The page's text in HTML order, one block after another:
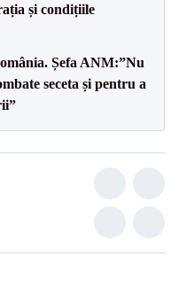
și condițiile
Șefa ANM:”Nu
seceta și pentru a